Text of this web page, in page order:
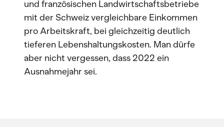
und französischen Landwirtschaftsbetriebe
mit der Schweiz vergleichbare Einkommen
pro Arbeitskraft, bei gleichzeitig deutlich
tieferen Lebenshaltungskosten. Man dürfe
aber nicht vergessen, dass 2022 ein
Ausnahmejahr sei.